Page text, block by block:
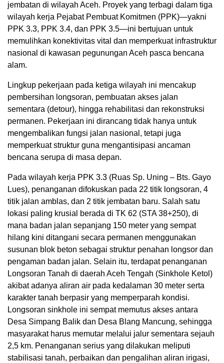
jembatan di wilayah Aceh. Proyek yang terbagi dalam tiga
wilayah kerja Pejabat Pembuat Komitmen (PPK)—yakni
PPK 3.3, PPK 3.4, dan PPK 3.5—ini bertujuan untuk
memulihkan konektivitas vital dan memperkuat infrastruktur
nasional di kawasan pegunungan Aceh pasca bencana
alam.
Lingkup pekerjaan pada ketiga wilayah ini mencakup
pembersihan longsoran, pembuatan akses jalan
sementara (detour), hingga rehabilitasi dan rekonstruksi
permanen. Pekerjaan ini dirancang tidak hanya untuk
mengembalikan fungsi jalan nasional, tetapi juga
memperkuat struktur guna mengantisipasi ancaman
bencana serupa di masa depan.
Pada wilayah kerja PPK 3.3 (Ruas Sp. Uning – Bts. Gayo
Lues), penanganan difokuskan pada 22 titik longsoran, 4
titik jalan amblas, dan 2 titik jembatan baru. Salah satu
lokasi paling krusial berada di TK 62 (STA 38+250), di
mana badan jalan sepanjang 150 meter yang sempat
hilang kini ditangani secara permanen menggunakan
susunan blok beton sebagai struktur penahan longsor dan
pengaman badan jalan. Selain itu, terdapat penanganan
Longsoran Tanah di daerah Aceh Tengah (Sinkhole Ketol)
akibat adanya aliran air pada kedalaman 30 meter serta
karakter tanah berpasir yang memperparah kondisi.
Longsoran sinkhole ini sempat memutus akses antara
Desa Simpang Balik dan Desa Blang Mancung, sehingga
masyarakat harus memutar melalui jalur sementara sejauh
2,5 km. Penanganan serius yang dilakukan meliputi
stabilisasi tanah, perbaikan dan pengalihan aliran irigasi,